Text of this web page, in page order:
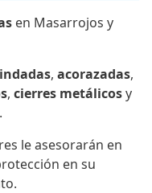
en Masarrojos y
, acorazadas,
, cierres metálicosy
.
le asesorarán en
en su